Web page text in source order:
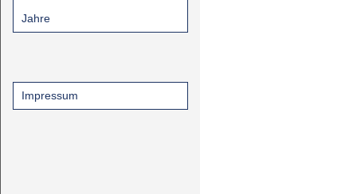
Jahre
Impressum